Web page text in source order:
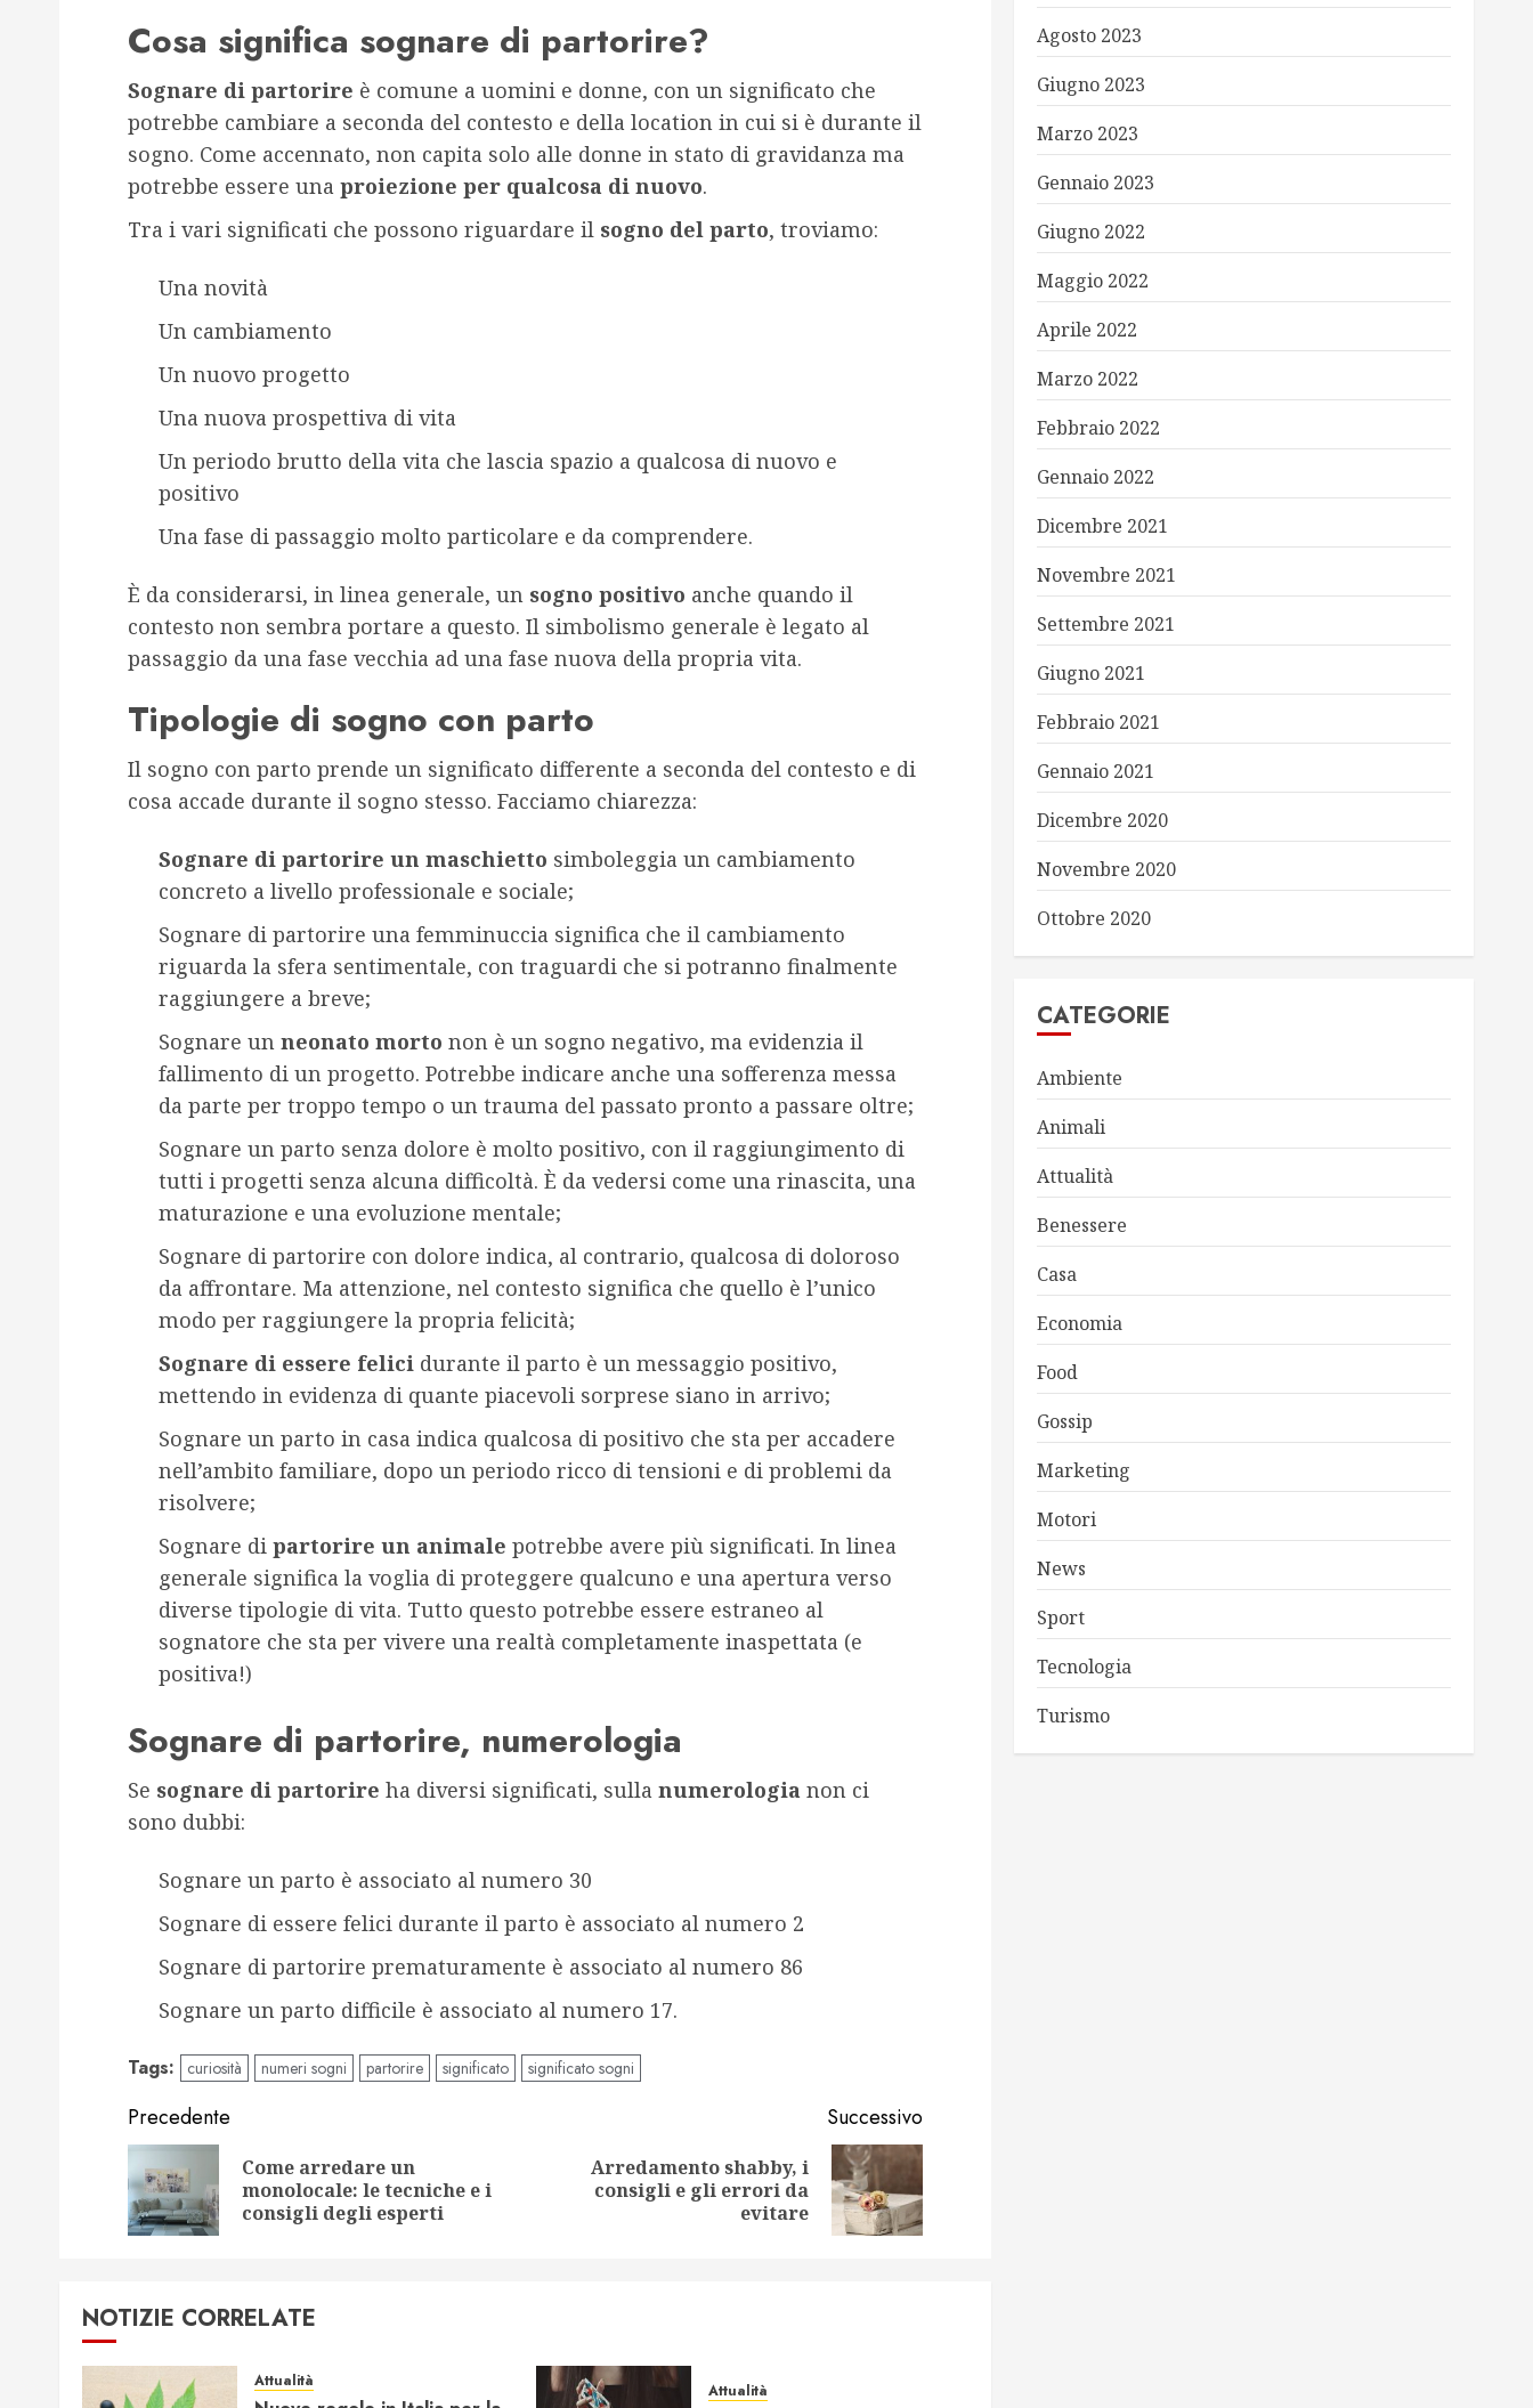
Cosa significa sognare di partorire?
Sognare di partorire è comune a uomini e donne, con un significato che
potrebbe cambiare a seconda del contesto e della location in cui si è durante il
sogno. Come accennato, non capita solo alle donne in stato di gravidanza ma
potrebbe essere una proiezione per qualcosa di nuovo.
Tra i vari significati che possono riguardare il sogno del parto, troviamo:
Una novità
Un cambiamento
Un nuovo progetto
Una nuova prospettiva di vita
Un periodo brutto della vita che lascia spazio a qualcosa di nuovo e
positivo
Una fase di passaggio molto particolare e da comprendere.
È da considerarsi, in linea generale, un sogno positivo anche quando il
contesto non sembra portare a questo. Il simbolismo generale è legato al
passaggio da una fase vecchia ad una fase nuova della propria vita.
Tipologie di sogno con parto
Il sogno con parto prende un significato differente a seconda del contesto e di
cosa accade durante il sogno stesso. Facciamo chiarezza:
Sognare di partorire un maschietto simboleggia un cambiamento
concreto a livello professionale e sociale;
Sognare di partorire una femminuccia significa che il cambiamento
riguarda la sfera sentimentale, con traguardi che si potranno finalmente
raggiungere a breve;
Sognare un neonato morto non è un sogno negativo, ma evidenzia il
fallimento di un progetto. Potrebbe indicare anche una sofferenza messa
da parte per troppo tempo o un trauma del passato pronto a passare oltre;
Sognare un parto senza dolore è molto positivo, con il raggiungimento di
tutti i progetti senza alcuna difficoltà. È da vedersi come una rinascita, una
maturazione e una evoluzione mentale;
Sognare di partorire con dolore indica, al contrario, qualcosa di doloroso
da affrontare. Ma attenzione, nel contesto significa che quello è l’unico
modo per raggiungere la propria felicità;
Sognare di essere felici durante il parto è un messaggio positivo,
mettendo in evidenza di quante piacevoli sorprese siano in arrivo;
Sognare un parto in casa indica qualcosa di positivo che sta per accadere
nell’ambito familiare, dopo un periodo ricco di tensioni e di problemi da
risolvere;
Sognare di partorire un animale potrebbe avere più significati. In linea
generale significa la voglia di proteggere qualcuno e una apertura verso
diverse tipologie di vita. Tutto questo potrebbe essere estraneo al
sognatore che sta per vivere una realtà completamente inaspettata (e
positiva!)
Sognare di partorire, numerologia
Se sognare di partorire ha diversi significati, sulla numerologia non ci
sono dubbi:
Sognare un parto è associato al numero 30
Sognare di essere felici durante il parto è associato al numero 2
Sognare di partorire prematuramente è associato al numero 86
Sognare un parto difficile è associato al numero 17.
Tags: curiosità numeri sogni partorire significato significato sogni
Navigazione
articolo
Precedente
Articolo
Come arredare un
monolocale: le tecniche e i
consigli degli esperti
Successivo
Articolo
Arredamento shabby, i
consigli e gli errori da
evitare
NOTIZIE CORRELATE
Attualità Attualità
Agosto 2023
Giugno 2023
Marzo 2023
Gennaio 2023
Giugno 2022
Maggio 2022
Aprile 2022
Marzo 2022
Febbraio 2022
Gennaio 2022
Dicembre 2021
Novembre 2021
Settembre 2021
Giugno 2021
Febbraio 2021
Gennaio 2021
Dicembre 2020
Novembre 2020
Ottobre 2020
CATEGORIE
Ambiente
Animali
Attualità
Benessere
Casa
Economia
Food
Gossip
Marketing
Motori
News
Sport
Tecnologia
Turismo